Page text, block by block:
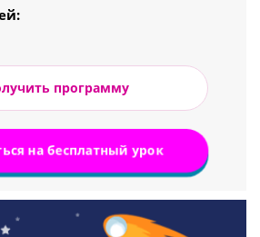
программу
на бесплатный урок